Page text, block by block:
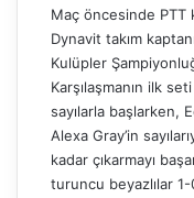
Maç öncesinde PTT
Dynavit takım
Kulüpler
Karşılaşmanın ilk
sayılarla başlarken,
Alexa Gray’in
kadar çıkarmayı
turuncu beyazlılar